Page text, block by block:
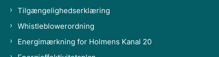
Tilgængelighedserklæring
Whistleblowerordning
Energimærkning for Holmens Kanal 20